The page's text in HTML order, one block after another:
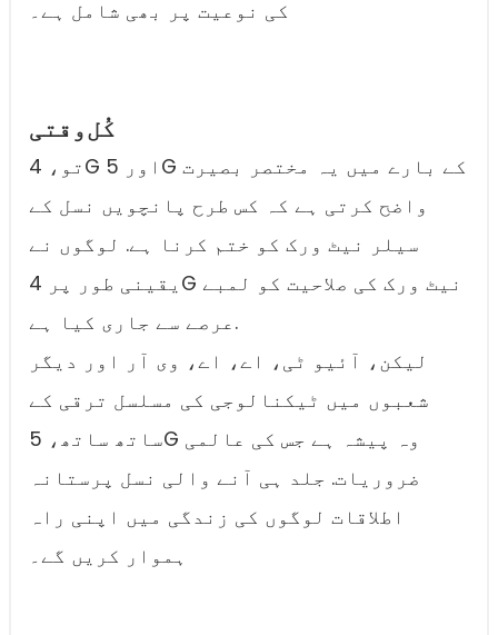
کی نوعیت پر بھی شامل ہے۔
کُل‌وقتی
تو، 4G اور 5G کے بارے میں یہ مختصر بصیرت
واضح کرتی ہے کہ کس طرح پانچویں نسل کے
سیلر نیٹ ورک کو ختم کرنا ہے. لوگوں نے
یقینی طور پر 4G نیٹ ورک کی صلاحیت کو لمبے
عرصے سے جاری کیا ہے.
لیکن، آئیو ٹی، اے، اے، وی آر اور دیگر
شعبوں میں ٹیکنالوجی کی مسلسل ترقی کے
ساتھ ساتھ، 5G وہ پیشہ ہے جس کی عالمی
ضروریات. جلد ہی آنے والی نسل پرستانہ
اطلاقات لوگوں کی زندگی میں اپنی راہ
ہموار کریں گے۔